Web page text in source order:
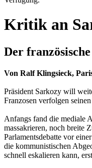
Kritik an
Der
Von Ralf Klingsieck,
Präsident Sarkozy will
Franzosen verfolgen
Anfangs fand die mediale
massakrieren, noch breite
Parlamentsdebatte vor
die kommunistischen
schnell eskalieren kann,